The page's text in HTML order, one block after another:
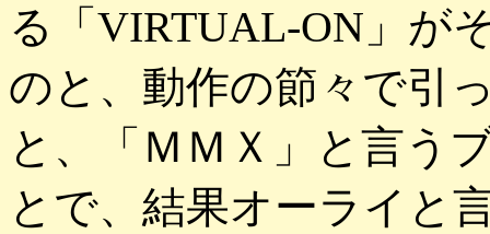
る「VIRTUAL-ON」が
のと、動作の節々で引
と、「ＭＭＸ」と言う
とで、結果オーライと